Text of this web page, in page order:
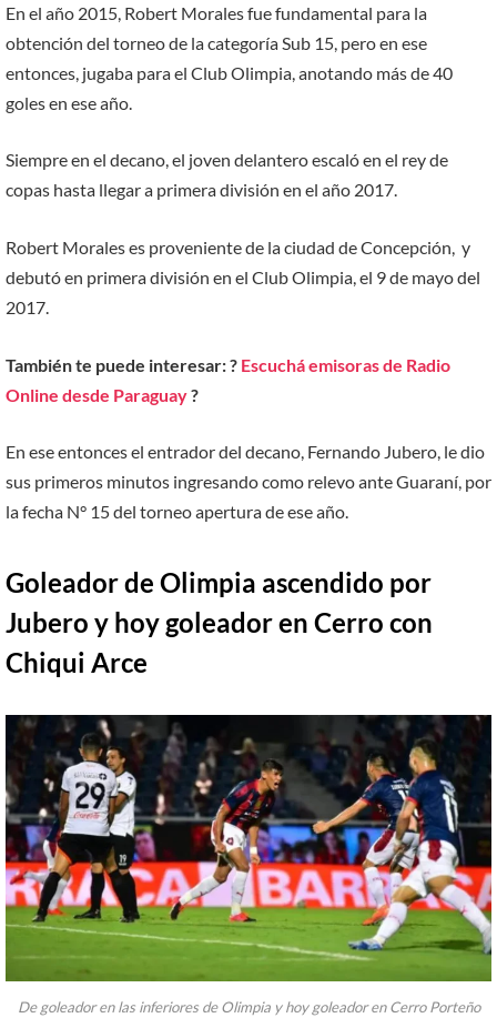
En el año 2015, Robert Morales fue fundamental para la
obtención del torneo de la categoría Sub 15, pero en ese
entonces, jugaba para el Club Olimpia, anotando más de 40
goles en ese año.
Siempre en el decano, el joven delantero escaló en el rey de
copas hasta llegar a primera división en el año 2017.
Robert Morales es proveniente de la ciudad de Concepción, y
debutó en primera división en el Club Olimpia, el 9 de mayo del
2017.
También te puede interesar: ? Escuchá emisoras de Radio
Online desde Paraguay?
En ese entonces el entrador del decano, Fernando Jubero, le dio
sus primeros minutos ingresando como relevo ante Guaraní, por
la fecha N° 15 del torneo apertura de ese año.
Goleador de Olimpia ascendido por
Jubero y hoy goleador en Cerro con
Chiqui Arce
De goleador en las inferiores de Olimpia y hoy goleador en Cerro Porteño